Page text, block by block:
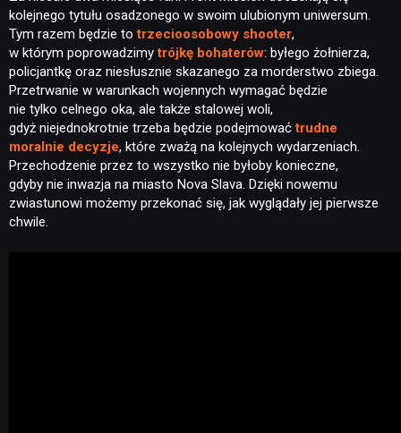
kolejnego tytułu osadzonego w swoim ulubionym uniwersum.
Tym razem będzie totrzecioosobowy shooter,
w którym poprowadzimytrójkę bohaterów: byłego żołnierza,
policjantkę oraz niesłusznie skazanego za morderstwo zbiega.
Przetrwanie w warunkach wojennych wymagać będzie
nie tylko celnego oka, ale także stalowej woli,
gdyż niejednokrotnie trzeba będzie podejmowaćtrudne
moralnie decyzje, które zważą na kolejnych wydarzeniach.
Przechodzenie przez to wszystko nie byłoby konieczne,
gdyby nie inwazja na miasto Nova Slava. Dzięki nowemu
zwiastunowi możemy przekonać się, jak wyglądały jej pierwsze
chwile.